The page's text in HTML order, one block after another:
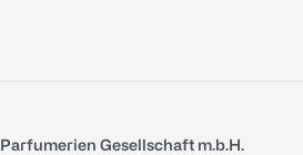
Gesellschaft m.b.H.